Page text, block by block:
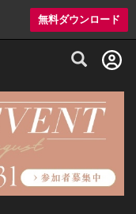
無料ダウンロード
ミアムレストラン予約